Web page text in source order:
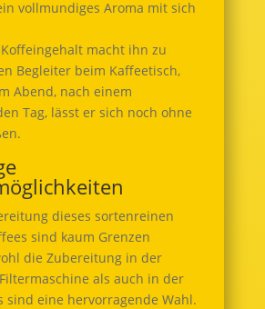
vollmundiges Aroma mit sich
macht ihn zu
Begleiter beim Kaffeetisch,
Abend, nach einem
Tag, lässt er sich noch ohne
dieses sortenreinen
sind kaum Grenzen
die Zubereitung in der
als auch in der
sind eine hervorragende Wahl.